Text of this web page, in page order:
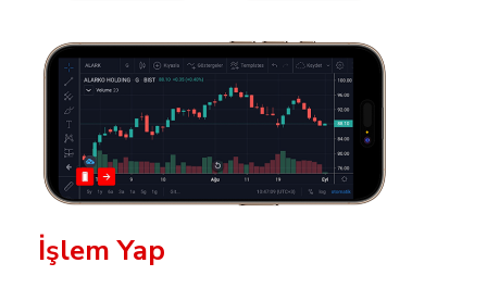
İşlem Yap